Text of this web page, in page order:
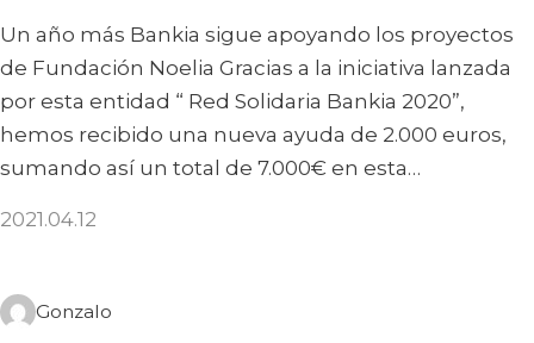
Un año más Bankia sigue apoyando los proyectos
de Fundación Noelia Gracias a la iniciativa lanzada
por esta entidad “ Red Solidaria Bankia 2020”,
hemos recibido una nueva ayuda de 2.000 euros,
sumando así un total de 7.000€ en esta…
2021.04.12
Gonzalo